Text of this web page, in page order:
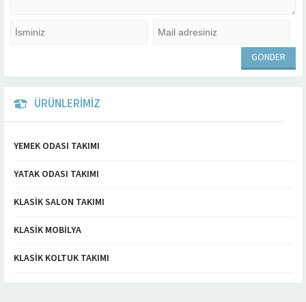
ÜRÜNLERİMİZ
YEMEK ODASI TAKIMI
YATAK ODASI TAKIMI
KLASIK SALON TAKIMI
KLASIK MOBILYA
KLASIK KOLTUK TAKIMI